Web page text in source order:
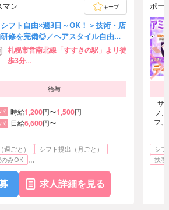
マン キープ
フト自由×週3日～OK！＞技術・店
修を完備◎／ヘアスタイル自由／
カ徒歩4分♪
札幌市営南北線「すすきの駅」より徒
歩3分
り徒歩5分
札幌市営南北線「大通駅」より徒歩7
給与
時給1,200円〜1,500円
日給6,600円〜
週ごと）
シフト提出（月ごと）
みOK ...
求人詳細を見る
ポー
サ
フ
フ
シ
扶養